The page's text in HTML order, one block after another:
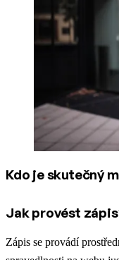
Kdo je skutečný
Jak provést
Zápis se provádí